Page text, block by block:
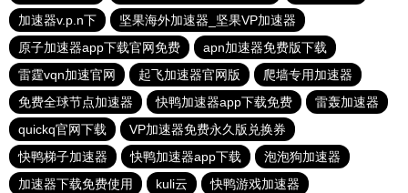
加速器v.p.n下
坚果海外加速器_坚果VP加速器
原子加速器app下载官网免费
apn加速器免费版下载
雷霆vqn加速官网
起飞加速器官网版
爬墙专用加速器
免费全球节点加速器
快鸭加速器app下载免费
雷轰加速器
quickq官网下载
VP加速器免费永久版兑换券
快鸭梯子加速器
快鸭加速器app下载
泡泡狗加速器
加速器下载免费使用
kuli云
快鸭游戏加速器